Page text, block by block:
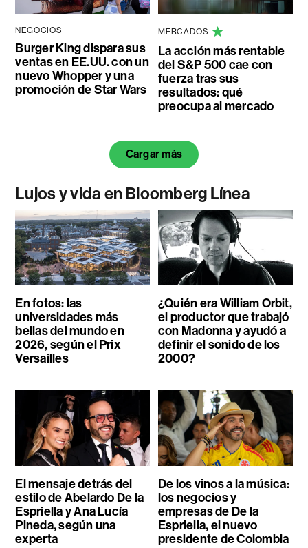
NEGOCIOS
Burger King dispara sus
ventas en EE.UU. con un
nuevo Whopper y una
promoción de Star Wars
MERCADOS
La acción más rentable
del S&P 500 cae con
fuerza tras sus
resultados: qué
preocupa al mercado
Cargar más
Lujos y vida en Bloomberg Línea
En fotos: las
universidades más
bellas del mundo en
2026, según el Prix
Versailles
¿Quién era William Orbit,
el productor que trabajó
con Madonna y ayudó a
definir el sonido de los
2000?
El mensaje detrás del
estilo de Abelardo De la
Espriella y Ana Lucía
Pineda, según una
experta
De los vinos a la música:
los negocios y
empresas de De la
Espriella, el nuevo
presidente de Colombia